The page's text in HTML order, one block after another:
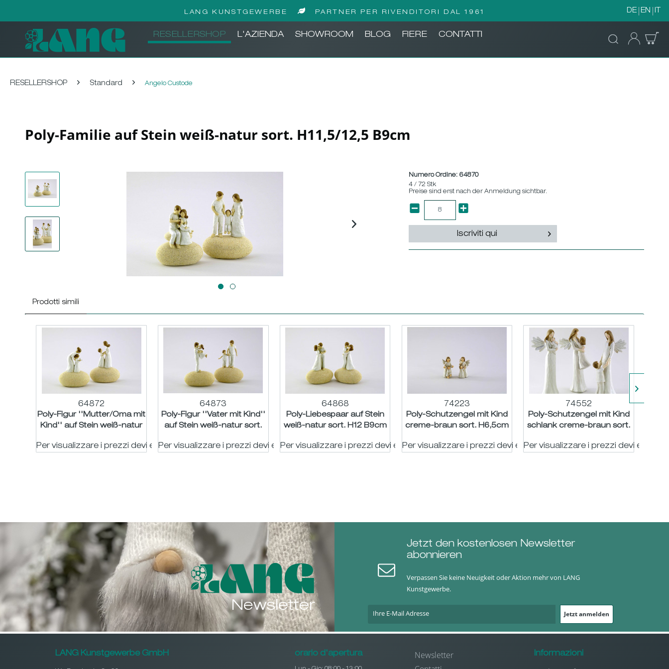
LANG KUNSTGEWERBE PARTNER PER RIVENDITORI DAL 1961 DE EN IT
RESELLERSHOP L'AZIENDA SHOWROOM BLOG FIERE CONTATTI
RESELLERSHOP Standard Angelo Custode
Poly-Familie auf Stein weiß-natur sort. H11,5/12,5 B9cm
Numero Ordine: 64870
4 / 72 Stk
Preise sind erst nach der Anmeldung sichtbar.
Iscriviti qui
Prodotti simili
64872
Poly-Figur ''Mutter/Oma mit
Kind'' auf Stein weiß-natur
Per visualizzare i prezzi devi essere registrato
64873
Poly-Figur ''Vater mit Kind''
auf Stein weiß-natur sort.
Per visualizzare i prezzi devi essere registrato
64868
Poly-Liebespaar auf Stein
weiß-natur sort. H12 B9cm
Per visualizzare i prezzi devi essere registrato
74223
Poly-Schutzengel mit Kind
creme-braun sort. H6,5cm
Per visualizzare i prezzi devi essere registrato
74552
Poly-Schutzengel mit Kind
schlank creme-braun sort.
Per visualizzare i prezzi devi essere
Newsletter
Jetzt den kostenlosen Newsletter
abonnieren
Verpassen Sie keine Neuigkeit oder Aktion mehr von LANG
Kunstgewerbe.
Jetzt anmelden
LANG Kunstgewerbe GmbH orario d'apertura
Newsletter
Informazioni